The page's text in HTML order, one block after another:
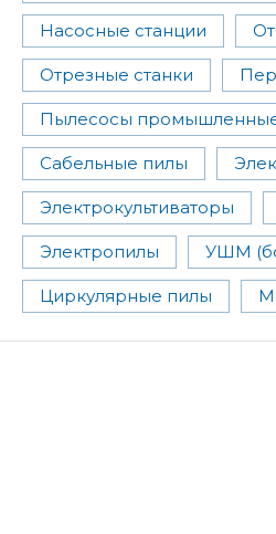
Насосные станции
Отрезные станки
Пылесосы
Сабельные пилы
Электрокультиваторы
Электропилы УШМ
Циркулярные пилы